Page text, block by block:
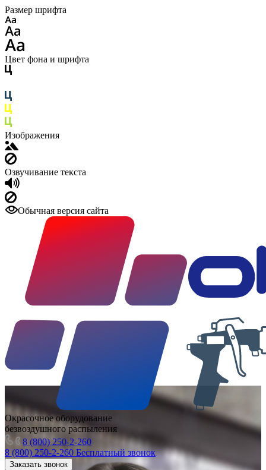
Размер шрифта
Цвет фона и шрифта
Изображения
Озвучивание текста
Обычная версия сайта
Окрасочное оборудование
безвоздушного распыления
8 (800) 250-2-260
8 (800) 250-2-260 Бесплатный звонок
Заказать звонок